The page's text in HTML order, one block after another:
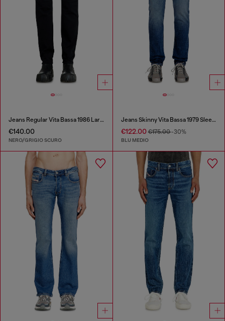
Jeans Regular Vita Bassa 1986 Larkee-Beex
€140.00
NERO/GRIGIO SCURO
Jeans Skinny Vita Bassa 1979 Sleenker
€122.00€175.00-30%
BLU MEDIO